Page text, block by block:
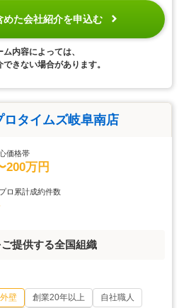
めた会社紹介を申込む
内容によっては、
きない場合があります。
タイムズ岐阜南店
価格帯
200万円
ロ累計成約件数
提供する全国組織
壁 創業20年以上 自社職人